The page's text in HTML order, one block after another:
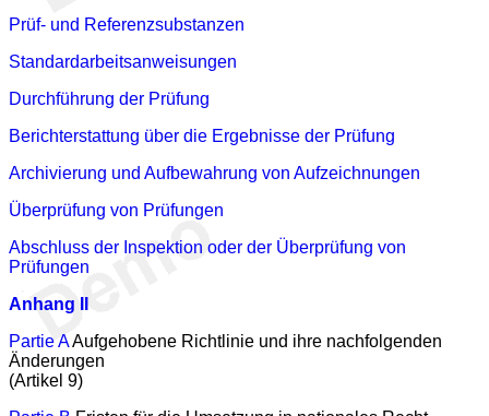
Prüf- und Referenzsubstanzen
Standardarbeitsanweisungen
Durchführung der Prüfung
Berichterstattung über die Ergebnisse der Prüfung
Archivierung und Aufbewahrung von Aufzeichnungen
Überprüfung von Prüfungen
Abschluss der Inspektion oder der Überprüfung von
Prüfungen
Anhang II
Partie AAufgehobene Richtlinie und ihre nachfolgenden
Änderungen
(Artikel 9)